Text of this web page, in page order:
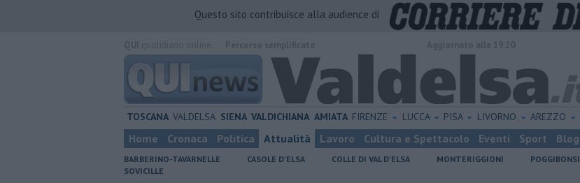
Questo sito contribuisce alla audience di
TOSCANA VALDELSA SIENA VALDICHIANA AMIATA FIRENZE LUCCA PISA LIVORNO AREZZO
Home Cronaca Politica Attualità Lavoro Cultura e Spettacolo Eventi Sport Blog
BARBERINO-TAVARNELLE CASOLE D'ELSA COLLE DI VAL D'ELSA MONTERIGGIONI POGGIBONSI
SOVICILLE